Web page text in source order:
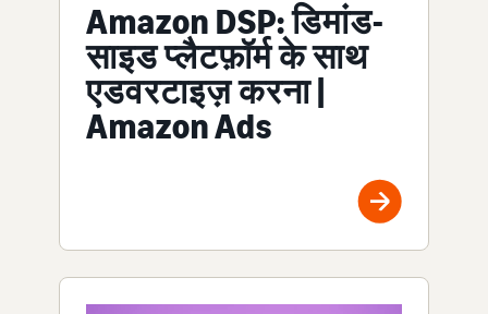
Amazon DSP: डिमांड-
साइड प्लैटफ़ॉर्म के साथ
एडवरटाइज़ करना |
Amazon Ads